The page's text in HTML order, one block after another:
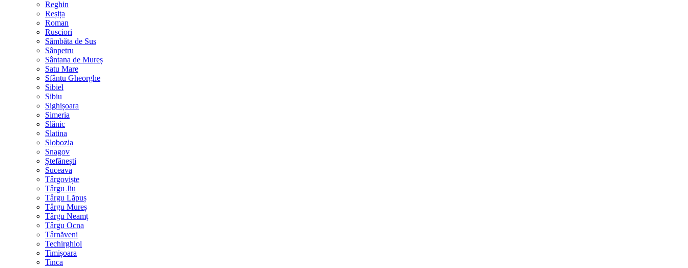
Reghin
Reșița
Roman
Rusciori
Sâmbăta de Sus
Sânpetru
Sântana de Mureș
Satu Mare
Sfântu Gheorghe
Sibiel
Sibiu
Sighișoara
Simeria
Slănic
Slatina
Slobozia
Snagov
Ștefănești
Suceava
Târgoviște
Târgu Jiu
Târgu Lăpuș
Târgu Mureș
Târgu Neamț
Târgu Ocna
Târnăveni
Techirghiol
Timișoara
Tinca